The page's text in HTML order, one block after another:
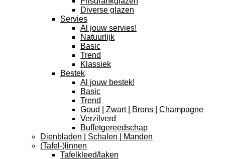
Diverse glazen
Servies
Al jouw servies!
Natuurlijk
Basic
Trend
Klassiek
Bestek
Al jouw bestek!
Basic
Trend
Goud | Zwart | Brons | Champagne
Verzilverd
Buffetgereedschap
Dienbladen | Schalen | Manden
(Tafel-)linnen
Tafelkleed/laken